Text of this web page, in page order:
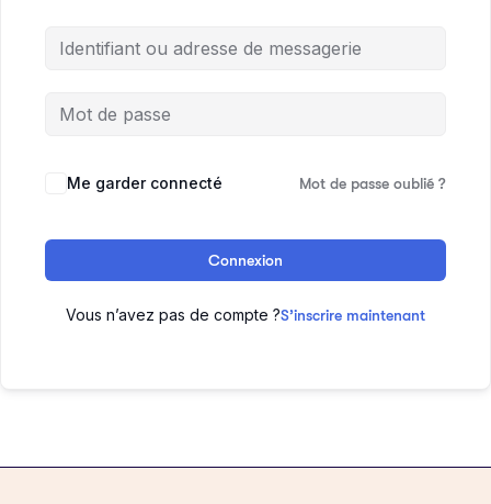
Me garder connecté Mot de passe oublié ?
Connexion
Vous n’avez pas de compte ?S’inscrire maintenant